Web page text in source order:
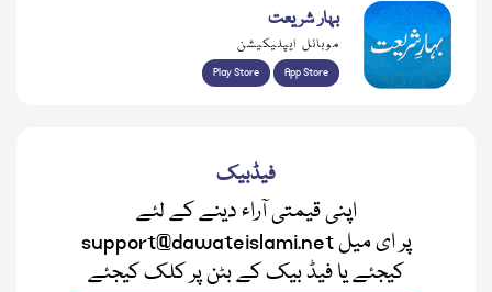
بہار شریعت
موبائل ایپلیکیشن
Play Store App Store
فیڈبیک
اپنی قیمتی آراء دینے کے لئے
support@dawateislami.net پر ای میل
کیجئے یا فیڈ بیک کے بٹن پر کلک کیجئے